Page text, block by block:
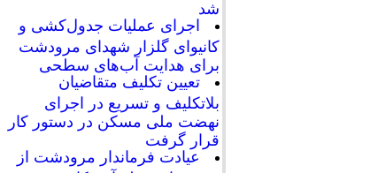
شد
اجرای عملیات جدول‌کشی و
کانیوای گلزار شهدای مرودشت
برای هدایت آب‌های سطحی
تعیین تکلیف متقاضیان
بلاتکلیف و تسریع در اجرای
نهضت ملی مسکن در دستور کار
قرار گرفت
عیادت فرماندار مرودشت از